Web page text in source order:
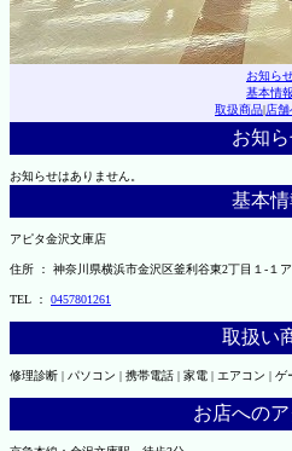
お知ら
基本情報
取扱商品|店舗
お知
お知らせはありません。
基本情
アピタ金沢文庫店
住所 ： 神奈川県横浜市金沢区釜利谷東2丁目１-１
TEL ： 0457801261
取扱い
修理診断 | パソコン | 携帯電話 | 家電 | エアコン | ゲ
お店への